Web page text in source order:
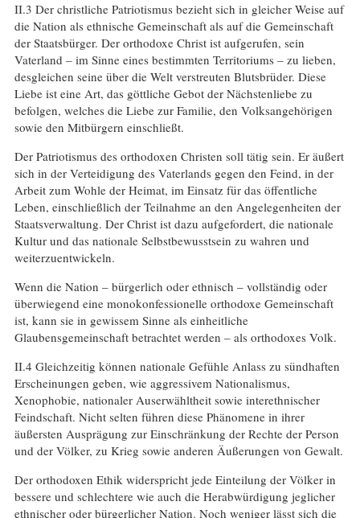
II.3 Der christliche Patriotismus bezieht sich in gleicher Weise auf
die Nation als ethnische Gemeinschaft als auf die Gemeinschaft
der Staatsbürger. Der orthodoxe Christ ist aufgerufen, sein
Vaterland – im Sinne eines bestimmten Territoriums – zu lieben,
desgleichen seine über die Welt verstreuten Blutsbrüder. Diese
Liebe ist eine Art, das göttliche Gebot der Nächstenliebe zu
befolgen, welches die Liebe zur Familie, den Volksangehörigen
sowie den Mitbürgern einschließt.
Der Patriotismus des orthodoxen Christen soll tätig sein. Er äußert
sich in der Verteidigung des Vaterlands gegen den Feind, in der
Arbeit zum Wohle der Heimat, im Einsatz für das öffentliche
Leben, einschließlich der Teilnahme an den Angelegenheiten der
Staatsverwaltung. Der Christ ist dazu aufgefordert, die nationale
Kultur und das nationale Selbstbewusstsein zu wahren und
weiterzuentwickeln.
Wenn die Nation – bürgerlich oder ethnisch – vollständig oder
überwiegend eine monokonfessionelle orthodoxe Gemeinschaft
ist, kann sie in gewissem Sinne als einheitliche
Glaubensgemeinschaft betrachtet werden – als orthodoxes Volk.
II.4 Gleichzeitig können nationale Gefühle Anlass zu sündhaften
Erscheinungen geben, wie aggressivem Nationalismus,
Xenophobie, nationaler Auserwähltheit sowie interethnischer
Feindschaft. Nicht selten führen diese Phänomene in ihrer
äußersten Ausprägung zur Einschränkung der Rechte der Person
und der Völker, zu Krieg sowie anderen Äußerungen von Gewalt.
Der orthodoxen Ethik widerspricht jede Einteilung der Völker in
bessere und schlechtere wie auch die Herabwürdigung jeglicher
ethnischer oder bürgerlicher Nation. Noch weniger lässt sich die